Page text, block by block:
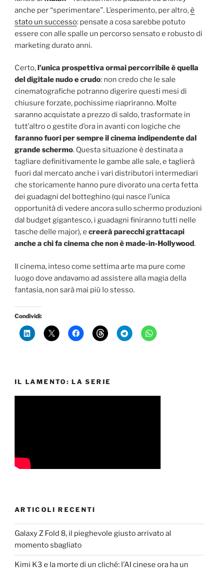
anche per “sperimentare”. L’esperimento, per altro,è
stato un successo: pensate a cosa sarebbe potuto
essere con alle spalle un percorso sensato e robusto di
marketing durato anni.
Certo, l’unica prospettiva ormai percorribile è quella
del digitale nudo e crudo: non credo che le sale
cinematografiche potranno digerire questi mesi di
chiusure forzate, pochissime riapriranno. Molte
saranno acquistate a prezzo di saldo, trasformate in
tutt’altro o gestite d’ora in avanti con logiche che
faranno fuori per sempre il cinema indipendente dal
grande schermo. Questa situazione è destinata a
tagliare definitivamente le gambe alle sale, e taglierà
fuori dal mercato anche i vari distributori intermediari
che storicamente hanno pure divorato una certa fetta
dei guadagni del botteghino (qui nasce l’unica
opportunità di vedere ancora sullo schermo produzioni
dal budget gigantesco, i guadagni finiranno tutti nelle
tasche delle major), e creerà parecchi grattacapi
anche a chi fa cinema che non è made-in-Hollywood.
Il cinema, inteso come settima arte ma pure come
luogo dove andavamo ad assistere alla magia della
fantasia, non sarà mai più lo stesso.
Condividi:
IL LAMENTO: LA SERIE
ARTICOLI RECENTI
Galaxy Z Fold 8, il pieghevole giusto arrivato al
momento sbagliato
Kimi K3 e la morte di un cliché: l’AI cinese ora ha un